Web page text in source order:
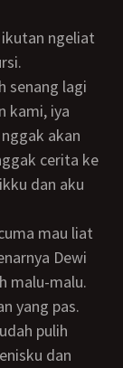
kami, iya
akan
cerita ke
dan aku
Dewi
malu-malu.
yang pas.
dan